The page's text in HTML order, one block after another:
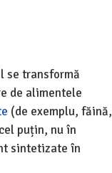
se transformă
de alimentele
(de exemplu, făină,
puțin, nu în
sintetizate în